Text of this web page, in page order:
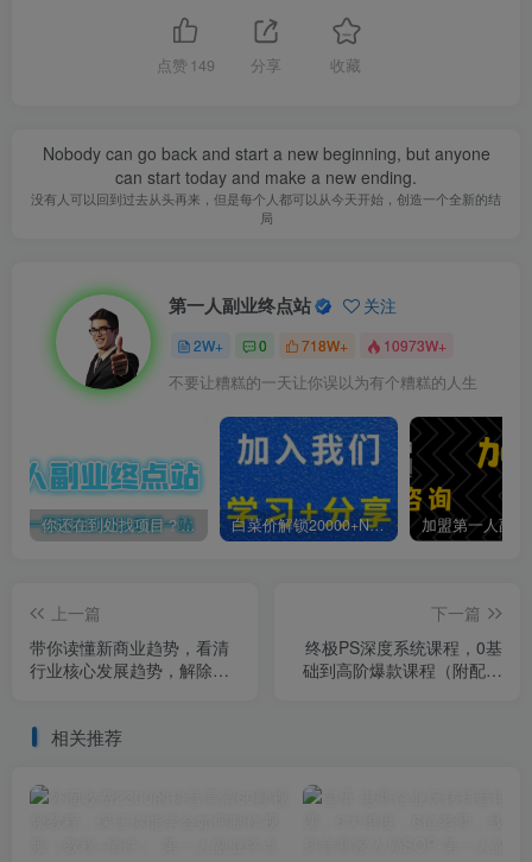
点赞 149 分享 收藏
Nobody can go back and start a new beginning, but anyone
can start today and make a new ending.
没有人可以回到过去从头再来，但是每个人都可以从今天开始，创造一个全新的结
局
第一人副业终点站 关注
2W+ 0 718W+ 10973W+
不要让糟糕的一天让你误以为有个糟糕的人生
你还在到处找项目？还在当韭菜？我靠卖项目一个月收入5万+，曾经我也是个失败者。 白菜价解锁20000+N个赚钱机会，加入第一人副业终点站会员，全站资源免费学习。
上一篇
带你读懂新商业趋势，看清
行业核心发展趋势，解除商
下一篇
终极PS深度系统课程，0基
础到高阶爆款课程（附配套
相关推荐